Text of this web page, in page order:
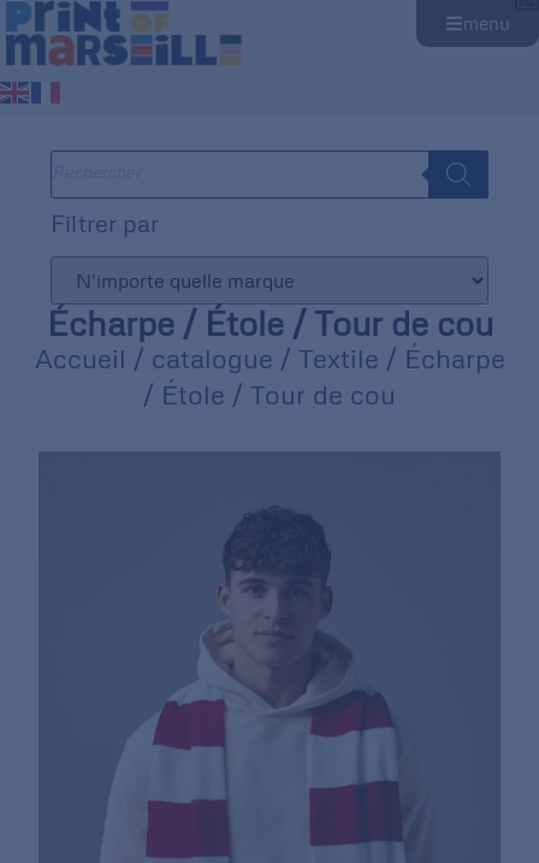
menu
Filtrer par
Écharpe / Étole / Tour de cou
Accueil / catalogue / Textile / Écharpe
/ Étole / Tour de cou